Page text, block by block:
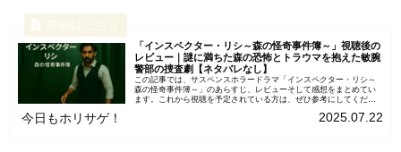
「インスペクター・リシ～森の怪奇事件簿～」視聴後の
レビュー｜謎に満ちた森の恐怖とトラウマを抱えた敏腕
警部の捜査劇【ネタバレなし】
この記事では、サスペンスホラードラマ「インスペクター・リシ～
森の怪奇事件簿～」のあらすじ、レビューそして感想をまとめてい
ます。これから視聴を予定されている方は、ぜひ参考にしてくださ
今日もホリサゲ！ 2025.07.22